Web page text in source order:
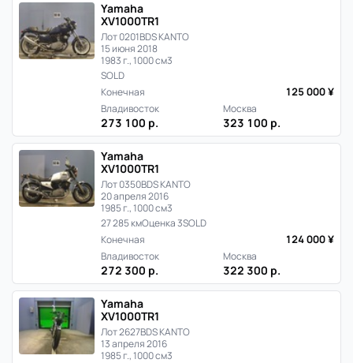
Yamaha
XV1000TR1
Лот 0201BDS KANTO
15 июня 2018
1983 г., 1000 см3
SOLD
Конечная
125 000 ¥
Владивосток
273 100 р.
Москва
323 100 р.
Yamaha
XV1000TR1
Лот 0350BDS KANTO
20 апреля 2016
1985 г., 1000 см3
27 285 кмОценка 3SOLD
Конечная
124 000 ¥
Владивосток
272 300 р.
Москва
322 300 р.
Yamaha
XV1000TR1
Лот 2627BDS KANTO
13 апреля 2016
1985 г., 1000 см3